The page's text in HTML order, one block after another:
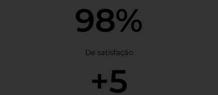
98%
De satisfação
+5